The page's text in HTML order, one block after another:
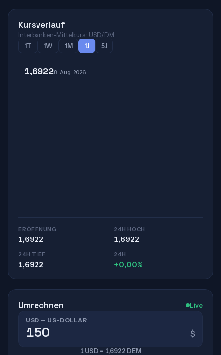
Kursverlauf
Interbanken-Mittelkurs · USD/DM
1T
1W 1M 1J 5J
1,69228. Aug. 2026
ERÖFFNUNG
1,6922
24H HOCH
1,6922
24H TIEF
1,6922
24H
+0,00%
Umrechnen Live
USD — US-DOLLAR
$
1 USD = 1,6922 DEM